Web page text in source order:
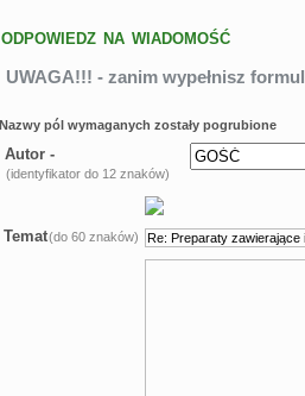
ODPOWIEDZ NA WIADOMOŚĆ
UWAGA!!! - zanim wypełnisz
Nazwy pól wymaganych zostały pogrubione
Autor -
(identyfikator do 12 znaków)
Temat(do 60 znaków)